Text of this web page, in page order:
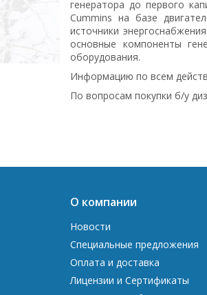
генератора до первого
Cummins на базе
источники
основные компоненты
оборудования.
Информацию по всем
По вопросам покупки б/у
О компании
Новости
Специальные предложения
Оплата и доставка
Лицензии и Сертификаты